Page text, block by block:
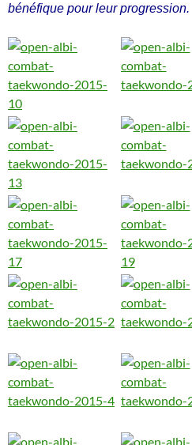
bénéfique pour leur progression.